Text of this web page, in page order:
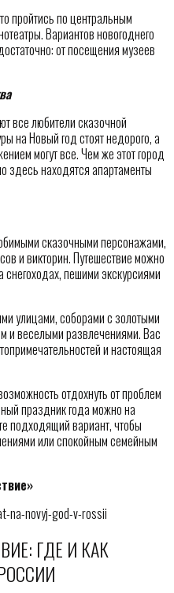
пройтись по центральным
Вариантов новогоднего
от посещения музеев
все любители сказочной
на Новый год стоят недорого, а
могут все. Чем же этот город
здесь находятся апартаменты
сказочными персонажами,
и викторин. Путешествие можно
снегоходах, пешими экскурсиями
улицами, соборами с золотыми
и веселыми развлечениями. Вас
и настоящая
отдохнуть от проблем
праздник года можно на
подходящий вариант, чтобы
или спокойным семейным
na-novyj-god-v-rossii
ГДЕ И КАК